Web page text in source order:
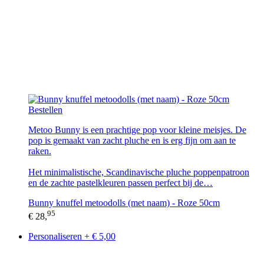
Bestellen
Metoo Bunny is een prachtige pop voor kleine meisjes. De
pop is gemaakt van zacht pluche en is erg fijn om aan te
raken.
Het minimalistische, Scandinavische pluche poppenpatroon
en de zachte pastelkleuren passen perfect bij de…
Bunny knuffel metoodolls (met naam) - Roze 50cm
€ 28,95
Personaliseren + € 5,00